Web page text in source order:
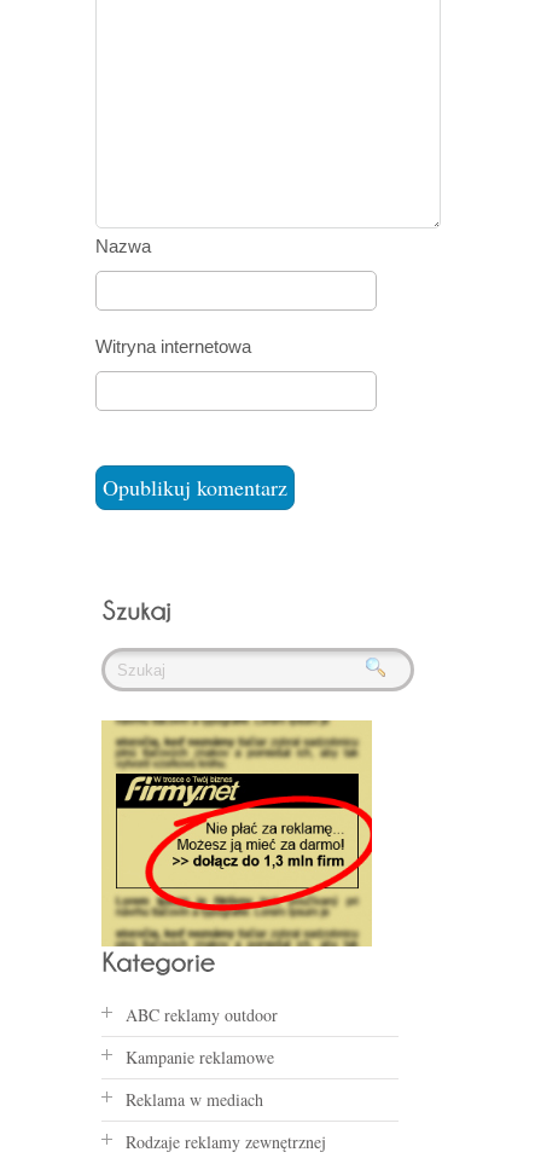
Nazwa
Witryna internetowa
ABC reklamy outdoor
Kampanie reklamowe
Reklama w mediach
Rodzaje reklamy zewnętrznej